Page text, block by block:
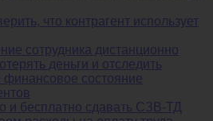
что контрагент использует
сотрудника дистанционно
деньги и отследить
финансовое состояние
и бесплатно сдавать СЗВ-ТД